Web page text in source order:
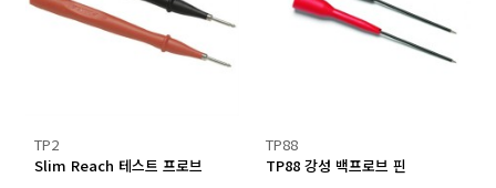
TP2
Slim Reach 테스트 프로브
TP88
TP88 강성 백프로브 핀